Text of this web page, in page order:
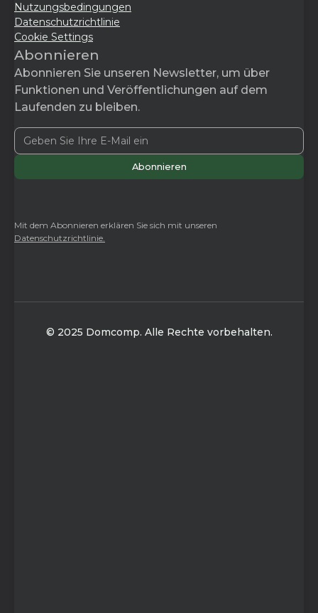
Nutzungsbedingungen
Datenschutzrichtlinie
Cookie Settings
Abonnieren
Abonnieren Sie unseren Newsletter, um über
Funktionen und Veröffentlichungen auf dem
Laufenden zu bleiben.
Mit dem Abonnieren erklären Sie sich mit unseren
Datenschutzrichtlinie.
© 2025 Domcomp. Alle Rechte vorbehalten.